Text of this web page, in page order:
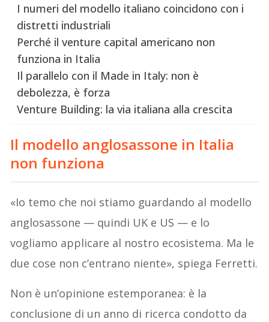
I numeri del modello italiano coincidono con i
distretti industriali
Perché il venture capital americano non
funziona in Italia
Il parallelo con il Made in Italy: non è
debolezza, è forza
Venture Building: la via italiana alla crescita
Il modello anglosassone in Italia
non funziona
«Io temo che noi stiamo guardando al modello
anglosassone — quindi UK e US — e lo
vogliamo applicare al nostro ecosistema. Ma le
due cose non c’entrano niente», spiega Ferretti.
Non è un’opinione estemporanea: è la
conclusione di un anno di ricerca condotto da